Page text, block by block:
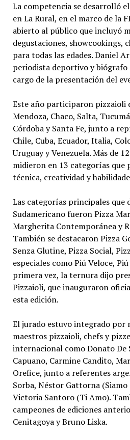
La competencia se desarrolló
en La Rural, en el marco de la
abierto al público que incluyó
degustaciones, showcookings,
para todas las edades. Daniel
periodista deportivo y biógrafo
cargo de la presentación del
Este año participaron pizzaioli
Mendoza, Chaco, Salta,
Córdoba y Santa Fe, junto a
Chile, Cuba, Ecuador, Italia,
Uruguay y Venezuela. Más de
midieron en 13 categorías que
técnica, creatividad y
Las categorías principales que
Sudamericano fueron Pizza
Margherita Contemporánea y
También se destacaron Pizza
Senza Glutine, Pizza Social,
especiales como Piú Veloce,
primera vez, la ternura dijo
Pizzaioli, que inauguraron
esta edición.
El jurado estuvo integrado por
maestros pizzaioli, chefs y
internacional como Donato De
Capuano, Carmine Candito,
Orefice, junto a referentes
Sorba, Néstor Gattorna
Victoria Santoro (Ti Amo).
campeones de ediciones
Cenitagoya y Bruno Liska.